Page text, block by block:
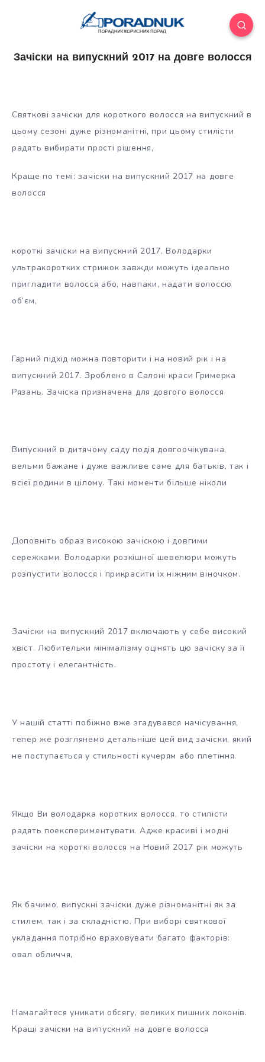
Зачіски на випускний 2017 на довге волосся
Святкові зачіски для короткого волосся на випускний в
цьому сезоні дуже різноманітні, при цьому стилісти
радять вибирати прості рішення,
Краще по темі: зачіски на випускний 2017 на довге
волосся
короткі зачіски на випускний 2017. Володарки
ультракоротких стрижокзавжди можуть ідеально
пригладити волосся або, навпаки, надати волоссю
об’єм,
Гарний підхід можна повторити і на новий рік і на
випускний 2017. Зроблено в Салоні краси Гримерка
Рязань. Зачіска призначена для довгого волосся
Випускний в дитячому саду подія довгоочікувана,
вельми бажане і дуже важливе саме для батьків, так і
всієї родини в цілому. Такі моменти більше ніколи
Доповніть образ високою зачіскою і довгими
сережками. Володарки розкішної шевелюри можуть
розпустити волосся і прикрасити їх ніжним віночком.
Зачіски на випускний 2017 включають у себе високий
хвіст. Любительки мінімалізму оцінять цю зачіску за її
простоту і елегантність.
У нашій статті побіжно вже згадувався начісування,
тепер же розглянемо детальніше цей вид зачіски, який
не поступається у стильності кучерям або плетіння.
Якщо Ви володарка коротких волосся, то стилісти
радять поекспериментувати. Адже красиві і модні
зачіски на короткі волосся на Новий 2017 рік можуть
Як бачимо, випускні зачіски дуже різноманітні як за
стилем, так і за складністю. При виборі святкової
укладання потрібно враховувати багато факторів:
овал обличчя,
Намагайтеся уникати обсягу, великих пишних локонів.
Кращі зачіски на випускний на довге волосся